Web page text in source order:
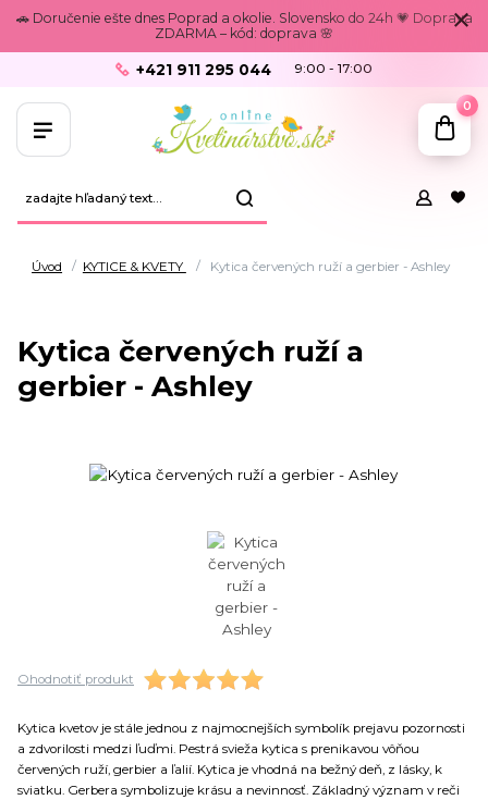
🚗 Doručenie ešte dnes Poprad a okolie. Slovensko do 24h 💗 Doprava
ZDARMA – kód: doprava 🌸
+421 911 295 044 9:00 - 17:00
0
Úvod KYTICE & KVETY Kytica červených ruží a gerbier - Ashley
Kytica červených ruží a
gerbier - Ashley
Ohodnotiť produkt
Kytica kvetov je stále jednou z najmocnejších symbolík prejavu pozornosti
a zdvorilosti medzi ľuďmi. Pestrá svieža kytica s prenikavou vôňou
červených ruží, gerbier a ľalií. Kytica je vhodná na bežný deň, z lásky, k
sviatku. Gerbera symbolizuje krásu a nevinnosť. Základný význam v reči